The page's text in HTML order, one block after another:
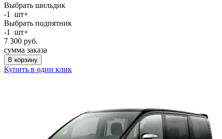
Выбрать шильдик
-1 шт+
Выбрать подпятник
-1 шт+
7 300 руб.
сумма заказа
В корзину
Купить в один клик